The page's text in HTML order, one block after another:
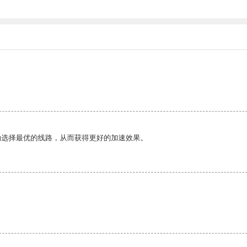
择最优的线路，从而获得更好的加速效果。